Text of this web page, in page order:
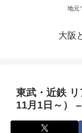
地元
大阪
東武・近鉄
11月1日～）